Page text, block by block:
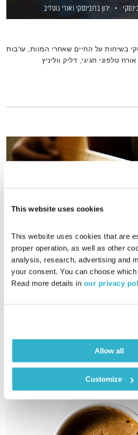
This website uses cookies
This website uses cookies that are
proper operation, as well as other
analysis, research, advertising and
your consent. You can choose
Read more details in our privacy
Allow all
Customize
ירון ברובינסקי ואורי גוטליב
בשיחות על החיים שאחרי המוות, ערבות
טלפוני חגיגי, דליק ווליניץ
פרנס
– מוזיקה, מונולוגים וסיפורים